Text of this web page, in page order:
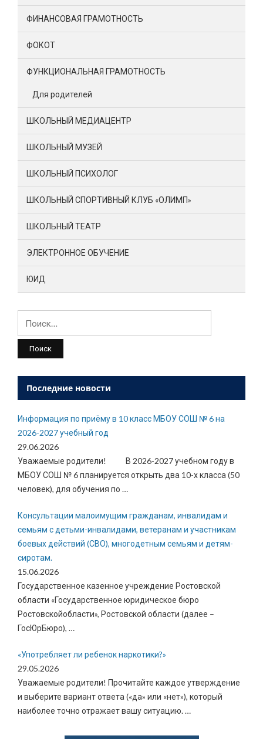
ФИНАНСОВАЯ ГРАМОТНОСТЬ
ФОКОТ
ФУНКЦИОНАЛЬНАЯ ГРАМОТНОСТЬ
Для родителей
ШКОЛЬНЫЙ МЕДИАЦЕНТР
ШКОЛЬНЫЙ МУЗЕЙ
ШКОЛЬНЫЙ ПСИХОЛОГ
ШКОЛЬНЫЙ СПОРТИВНЫЙ КЛУБ «ОЛИМП»
ШКОЛЬНЫЙ ТЕАТР
ЭЛЕКТРОННОЕ ОБУЧЕНИЕ
ЮИД
Последние новости
Информация по приёму в 10 класс МБОУ СОШ № 6 на
2026-2027 учебный год
29.06.2026
Уважаемые родители! В 2026-2027 учебном году в
МБОУ СОШ № 6 планируется открыть два 10-х класса (50
человек), для обучения по …
Консультации малоимущим гражданам, инвалидам и
семьям с детьми-инвалидами, ветеранам и участникам
боевых действий (СВО), многодетным семьям и детям-
сиротам.
15.06.2026
Государственное казенное учреждение Ростовской
области «Государственное юридическое бюро
Ростовскойобласти», Ростовской области (далее –
ГосЮрБюро), …
«Употребляет ли ребенок наркотики?»
29.05.2026
Уважаемые родители! Прочитайте каждое утверждение
и выберите вариант ответа («да» или «нет»), который
наиболее точно отражает вашу ситуацию.…